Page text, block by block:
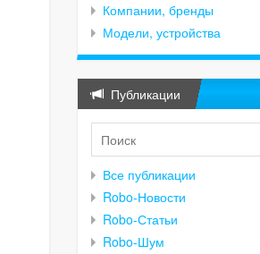
Компании, бренды
Модели, устройства
Публикации
Все публикации
Robo-Новости
Robo-Статьи
Robo-Шум